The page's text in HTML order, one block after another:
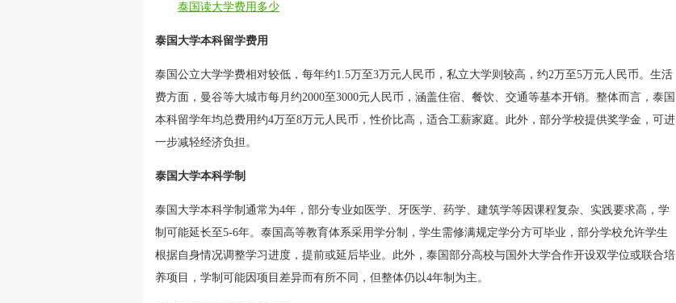
泰国读大学费用多少
泰国大学本科留学费用
泰国公立大学学费相对较低，每年约1.5万至3万元人民币，私立大学则较高，约2万至5万元人民币。生活
费方面，曼谷等大城市每月约2000至3000元人民币，涵盖住宿、餐饮、交通等基本开销。整体而言，泰国
本科留学年均总费用约4万至8万元人民币，性价比高，适合工薪家庭。此外，部分学校提供奖学金，可进
一步减轻经济负担。
泰国大学本科学制
泰国大学本科学制通常为4年，部分专业如医学、牙医学、药学、建筑学等因课程复杂、实践要求高，学
制可能延长至5-6年。泰国高等教育体系采用学分制，学生需修满规定学分方可毕业，部分学校允许学生
根据自身情况调整学习进度，提前或延后毕业。此外，泰国部分高校与国外大学合作开设双学位或联合培
养项目，学制可能因项目差异而有所不同，但整体仍以4年制为主。